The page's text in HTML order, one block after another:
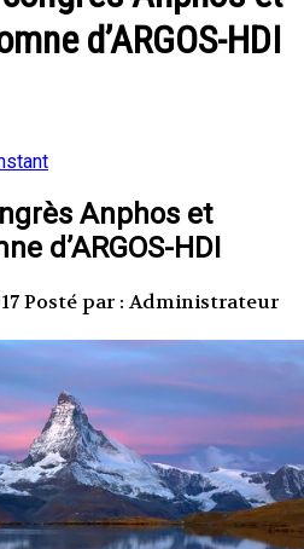
d’ARGOS-HDI
Anphos et
d’ARGOS-HDI
Posté par : Administrateur